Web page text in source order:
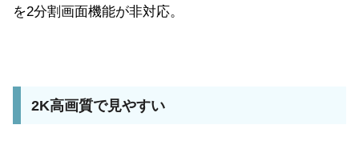
を2分割画面機能が非対応。
2K高画質で見やすい